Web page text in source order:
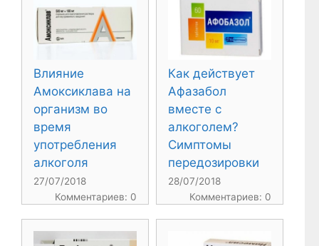
Влияние
Амоксиклава на
организм во
время
употребления
алкоголя
27/07/2018
Комментариев: 0
Как действует
Афазабол
вместе с
алкоголем?
Симптомы
передозировки
28/07/2018
Комментариев: 0